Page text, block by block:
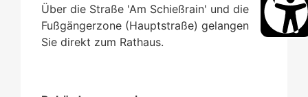
Über die Straße 'Am Schießrain' und die
Fußgängerzone (Hauptstraße) gelangen
Sie direkt zum Rathaus.